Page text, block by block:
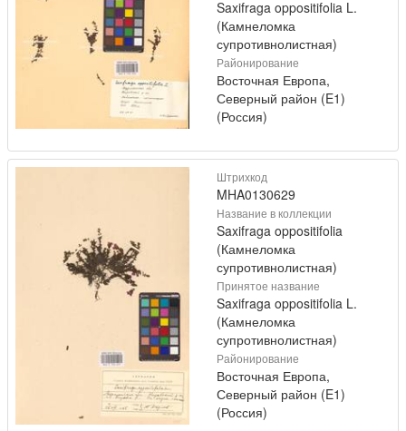
Saxifraga oppositifolia L.
(Камнеломка
супротивнолистная)
Районирование
Восточная Европа,
Северный район (E1)
(Россия)
Штрихкод
MHA0130629
Название в коллекции
Saxifraga oppositifolia
(Камнеломка
супротивнолистная)
Принятое название
Saxifraga oppositifolia L.
(Камнеломка
супротивнолистная)
Районирование
Восточная Европа,
Северный район (E1)
(Россия)